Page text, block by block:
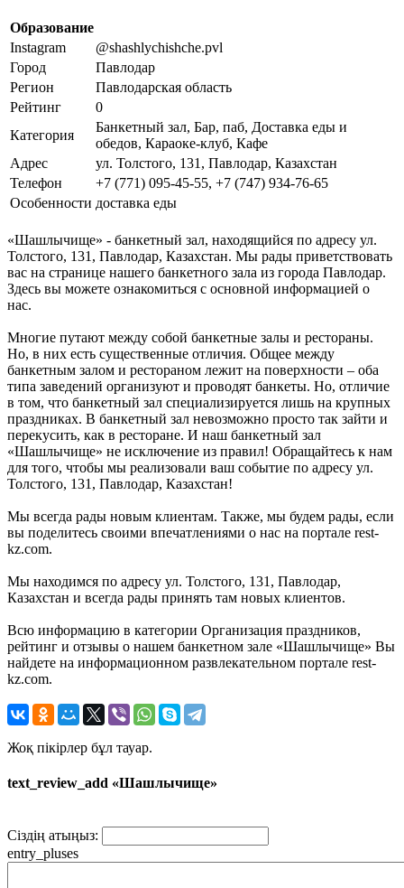
Образование
Instagram
@shashlychishche.pvl
Город
Павлодар
Регион
Павлодарская область
Рейтинг
0
Категория
Банкетный зал, Бар, паб, Доставка еды и
обедов, Караоке-клуб, Кафе
Адрес
ул. Толстого, 131, Павлодар, Казахстан
Телефон
+7 (771) 095-45-55, +7 (747) 934-76-65
Особенности доставка еды
«Шашлычище» - банкетный зал, находящийся по адресу ул.
Толстого, 131, Павлодар, Казахстан. Мы рады приветствовать
вас на странице нашего банкетного зала из города Павлодар.
Здесь вы можете ознакомиться с основной информацией о
нас.
Многие путают между собой банкетные залы и рестораны.
Но, в них есть существенные отличия. Общее между
банкетным залом и рестораном лежит на поверхности – оба
типа заведений организуют и проводят банкеты. Но, отличие
в том, что банкетный зал специализируется лишь на крупных
праздниках. В банкетный зал невозможно просто так зайти и
перекусить, как в ресторане. И наш банкетный зал
«Шашлычище» не исключение из правил! Обращайтесь к нам
для того, чтобы мы реализовали ваш событие по адресу ул.
Толстого, 131, Павлодар, Казахстан!
Мы всегда рады новым клиентам. Также, мы будем рады, если
вы поделитесь своими впечатлениями о нас на портале rest-
kz.com.
Мы находимся по адресу ул. Толстого, 131, Павлодар,
Казахстан и всегда рады принять там новых клиентов.
Всю информацию в категории Организация праздников,
рейтинг и отзывы о нашем банкетном зале «Шашлычище» Вы
найдете на информационном развлекательном портале rest-
kz.com.
Жоқ пікірлер бұл тауар.
text_review_add «Шашлычище»
Сіздің атыңыз:
entry_pluses